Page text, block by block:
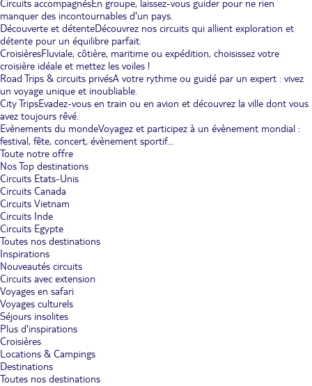
Circuits accompagnésEn groupe, laissez-vous guider pour ne rien
manquer des incontournables d'un pays.
Découverte et détenteDécouvrez nos circuits qui allient exploration et
détente pour un équilibre parfait.
CroisièresFluviale, côtière, maritime ou expédition, choisissez votre
croisière idéale et mettez les voiles !
Road Trips & circuits privésA votre rythme ou guidé par un expert : vivez
un voyage unique et inoubliable.
City TripsEvadez-vous en train ou en avion et découvrez la ville dont vous
avez toujours rêvé.
Evènements du mondeVoyagez et participez à un évènement mondial :
festival, fête, concert, évènement sportif...
Toute notre offre
Nos Top destinations
Circuits Etats-Unis
Circuits Canada
Circuits Vietnam
Circuits Inde
Circuits Egypte
Toutes nos destinations
Inspirations
Nouveautés circuits
Circuits avec extension
Voyages en safari
Voyages culturels
Séjours insolites
Plus d'inspirations
Croisières
Locations & Campings
Destinations
Toutes nos destinations